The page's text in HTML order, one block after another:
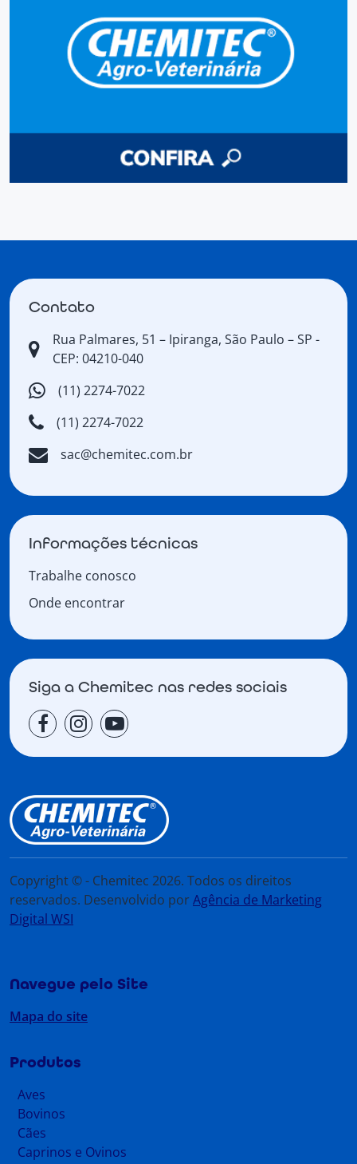
Contato
Rua Palmares, 51 – Ipiranga, São Paulo – SP -
CEP: 04210-040
(11) 2274-7022
(11) 2274-7022
sac@chemitec.com.br
Informações técnicas
Trabalhe conosco
Onde encontrar
Siga a Chemitec nas redes sociais
Copyright © - Chemitec 2026. Todos os direitos
reservados. Desenvolvido porAgência de Marketing
Digital WSI
Navegue pelo Site
Mapa do site
Produtos
Aves
Bovinos
Cães
Caprinos e Ovinos